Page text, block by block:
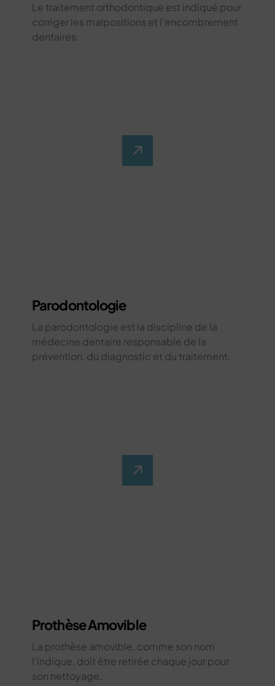
Le traitement orthodontique est indiqué pour
corriger les malpositions et l’encombrement
dentaires.
Parodontologie
La parodontologie est la discipline de la
médecine dentaire responsable de la
prévention, du diagnostic et du traitement.
Prothèse Amovible
La prothèse amovible, comme son nom
l’indique, doit être retirée chaque jour pour
son nettoyage.